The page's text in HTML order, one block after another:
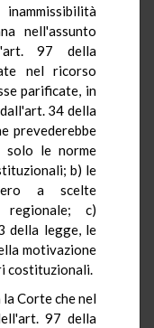
nell'assunto
97 della
nel ricorso
parificate, in
34 della
prevederebbe
solo le norme
b) le
a scelte
regionale; c)
della legge, le
motivazione
costituzionali.
Corte che nel
97 della